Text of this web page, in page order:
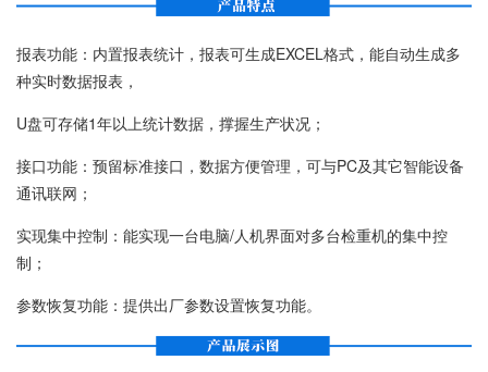
报表功能：内置报表统计，报表可生成EXCEL格式，能自动生成多
种实时数据报表，
U盘可存储1年以上统计数据，撑握生产状况；
接口功能：预留标准接口，数据方便管理，可与PC及其它智能设备
通讯联网；
实现集中控制：能实现一台电脑/人机界面对多台检重机的集中控
制；
参数恢复功能：提供出厂参数设置恢复功能。